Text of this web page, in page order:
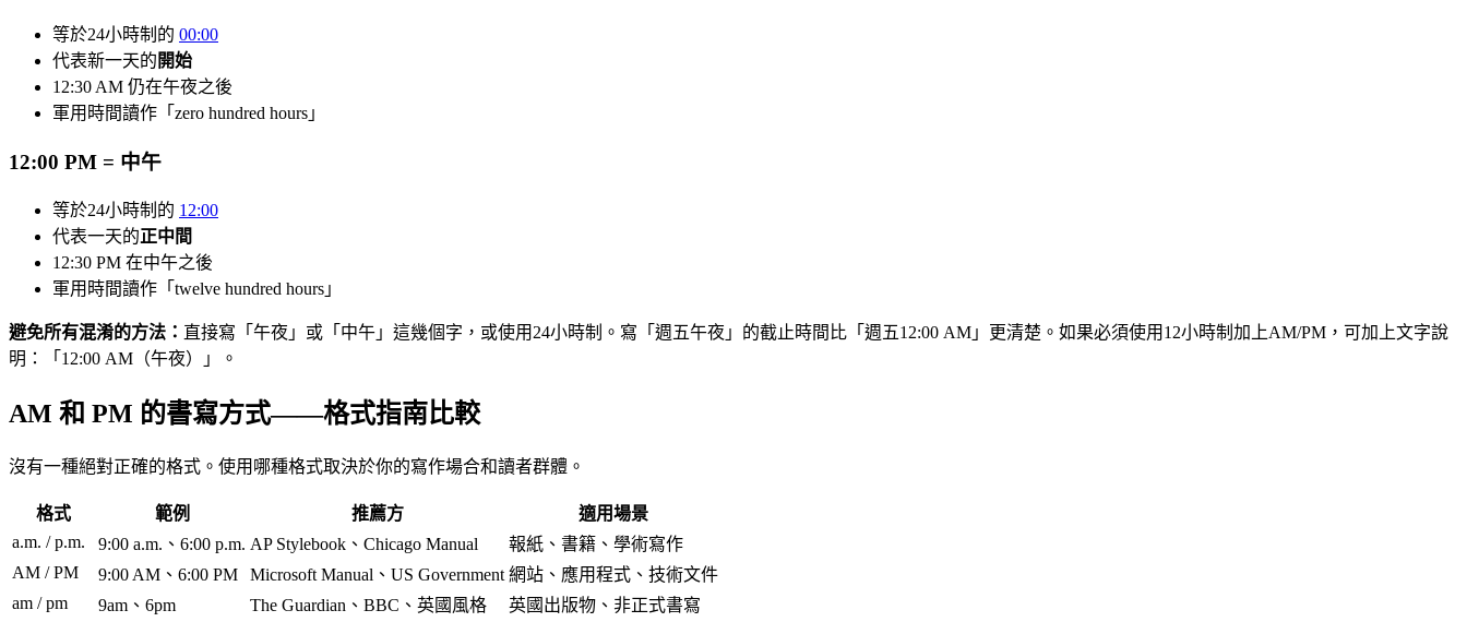
等於24小時制的 00:00
代表新一天的 開始
12:30 AM 仍在午夜之後
軍用時間讀作「zero hundred hours」
12:00 PM = 中午
等於24小時制的 12:00
代表一天的正中間
12:30 PM 在中午之後
軍用時間讀作「twelve hundred hours」
避免所有混淆的方法： 直接寫「午夜」或「中午」這幾個字，或使用24小時制。寫「週五午夜」的截止時間比「週五12:00 AM」更清楚。如果必須使用12小時制加上AM/PM，可加上文字說
明：「12:00 AM（午夜）」。
AM 和 PM 的書寫方式——格式指南比較
沒有一種絕對正確的格式。使用哪種格式取決於你的寫作場合和讀者群體。
格式 範例 推薦方
適用場景
a.m. / p.m.
9:00 a.m.、6:00 p.m. AP Stylebook、Chicago Manual
報紙、書籍、學術寫作
AM / PM
9:00 AM、6:00 PM Microsoft Manual、US Government 網站、應用程式、技術文件
am / pm
9am、6pm The Guardian、BBC、英國風格
英國出版物、非正式書寫